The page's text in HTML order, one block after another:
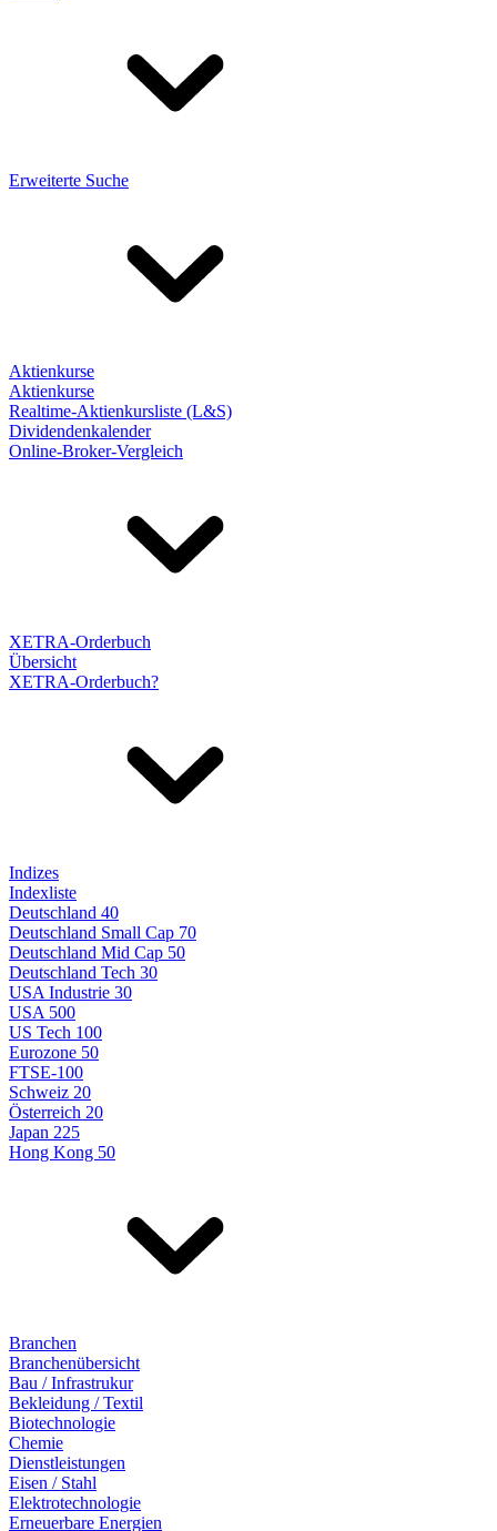
Erweiterte Suche
Aktienkurse
Aktienkurse
Realtime-Aktienkursliste (L&S)
Dividendenkalender
Online-Broker-Vergleich
XETRA-Orderbuch
Übersicht
XETRA-Orderbuch?
Indizes
Indexliste
Deutschland 40
Deutschland Small Cap 70
Deutschland Mid Cap 50
Deutschland Tech 30
USA Industrie 30
USA 500
US Tech 100
Eurozone 50
FTSE-100
Schweiz 20
Österreich 20
Japan 225
Hong Kong 50
Branchen
Branchenübersicht
Bau / Infrastrukur
Bekleidung / Textil
Biotechnologie
Chemie
Dienstleistungen
Eisen / Stahl
Elektrotechnologie
Erneuerbare Energien